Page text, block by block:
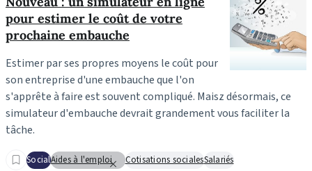
pour estimer le coût de votre
prochaine embauche
Estimer par ses propres moyens le coût pour
son entreprise d'une embauche que l'on
s'apprête à faire est souvent compliqué. Maisz désormais, ce
simulateur d'embauche devrait grandement vous faciliter la
tâche.
SocialAides à l'emploi Cotisations socialesSalariés